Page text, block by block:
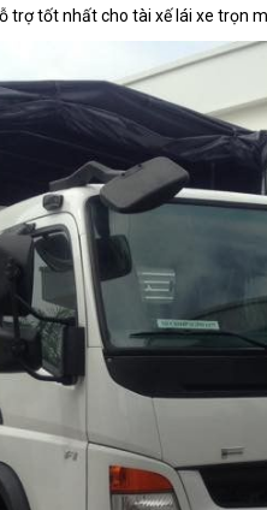
tốt nhất cho tài xế lái xe trọn